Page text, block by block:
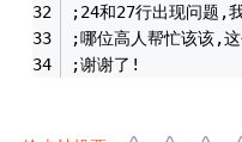
;24和27行出现问题,
;哪位高人帮忙该该,
;谢谢了!